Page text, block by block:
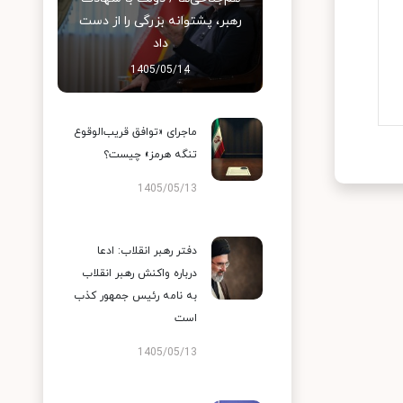
رهبر، پشتوانه بزرگی را از دست
داد
1405/05/14
ماجرای «توافق قریب‌الوقوع
تنگه هرمز» چیست؟
1405/05/13
دفتر رهبر انقلاب: ادعا
درباره واکنش رهبر انقلاب
به نامه رئیس جمهور کذب
است
1405/05/13